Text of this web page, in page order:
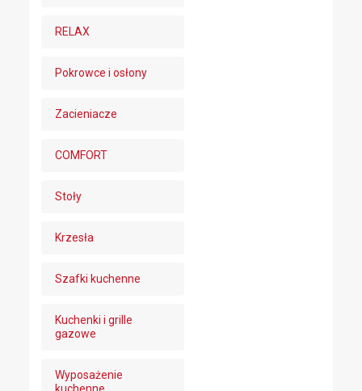
RELAX
Pokrowce i osłony
Zacieniacze
COMFORT
Stoły
Krzesła
Szafki kuchenne
Kuchenki i grille
gazowe
Wyposażenie